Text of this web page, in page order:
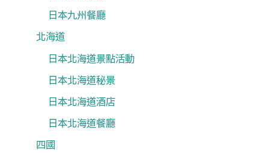
日本九州餐廳
北海道
日本北海道景點活動
日本北海道秘景
日本北海道酒店
日本北海道餐廳
四國